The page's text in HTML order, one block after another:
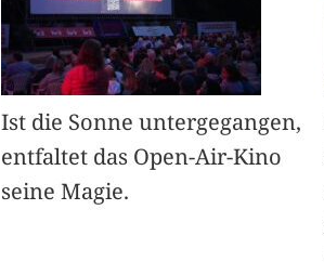
Ist die Sonne untergegangen,
entfaltet das Open-Air-Kino
seine Magie.